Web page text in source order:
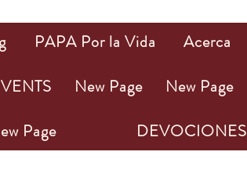
PAPA Por la Vida Acerca
New Page New Page
Page DEVOCIONES